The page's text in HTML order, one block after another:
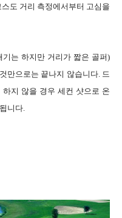
도 거리 측정에서부터 고심을
는 하지만 거리가 짧은 골퍼)
만으로는 끝나지 않습니다. 드
지 않을 경우 세컨 샷으로 온
니다.